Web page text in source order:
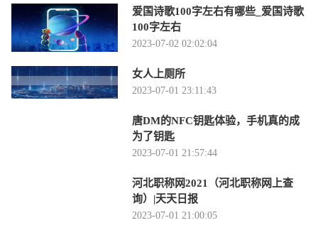
爱国诗歌100字左右有哪些_爱国诗歌
100字左右
2023-07-02 02:02:04
女人上厕所
2023-07-01 23:11:43
唐DM的NFC钥匙体验，手机真的成
为了钥匙
2023-07-01 21:57:44
河北职称网2021（河北职称网上查
询）|天天日报
2023-07-01 21:00:05